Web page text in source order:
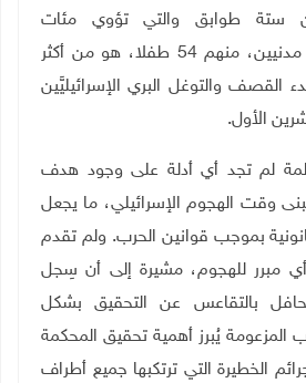
ستة طوابق والتي تؤوي مئات
الأشخاص، قتل 106 مدنيين، منهم 54 طفلا، هو من أكثر
القصف والتوغل البري الإسرائيليَّين
.
لم تجد أي أدلة على وجود هدف
وقت الهجوم الإسرائيلي، ما يجعل
بموجب قوانين الحرب. ولم تقدم
أي مبرر للهجوم، مشيرة إلى أن سِجل
بالتقاعس عن التحقيق بشكل
المزعومة يُبرز أهمية تحقيق المحكمة
الخطيرة التي ترتكبها جميع أطراف